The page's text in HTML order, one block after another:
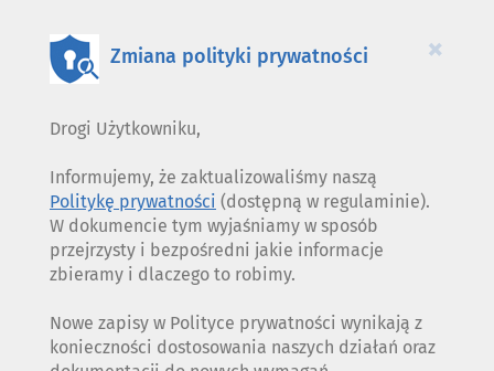
×
Zmiana polityki prywatności
Drogi Użytkowniku,
Informujemy, że zaktualizowaliśmy naszą
Politykę prywatności (dostępną w regulaminie).
W dokumencie tym wyjaśniamy w sposób
przejrzysty i bezpośredni jakie informacje
zbieramy i dlaczego to robimy.
Nowe zapisy w Polityce prywatności wynikają z
konieczności dostosowania naszych działań oraz